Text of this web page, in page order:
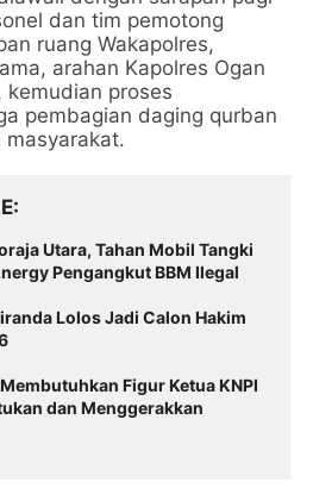
dan tim pemotong
ruang Wakapolres,
arahan Kapolres Ogan
kemudian proses
pembagian daging qurban
Utara, Tahan Mobil Tangki
Pengangkut BBM Ilegal
Lolos Jadi Calon Hakim
Figur Ketua KNPI
dan Menggerakkan